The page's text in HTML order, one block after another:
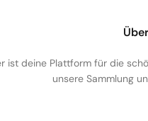
ist deine Plattform für die
unsere Sammlung